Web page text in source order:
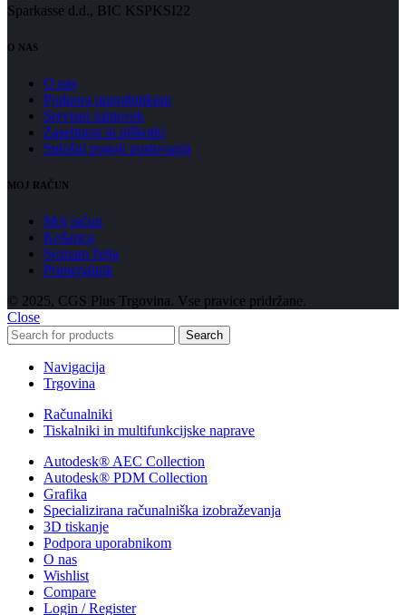
Sparkasse d.d., BIC KSPKSI22
O NAS
O nas
Podpora uporabnikom
Servisni zahtevek
Zasebnost in piškotki
Splošni pogoji poslovanja
MOJ RAČUN
Moj račun
Košarica
Seznam želja
Primerjalnik
© 2025, CGS Plus Trgovina. Vse pravice pridržane.
Close
Search
Navigacija
Trgovina
Računalniki
Tiskalniki in multifunkcijske naprave
Autodesk® AEC Collection
Autodesk® PDM Collection
Grafika
Specializirana računalniška izobraževanja
3D tiskanje
Podpora uporabnikom
O nas
Wishlist
Compare
Login / Register